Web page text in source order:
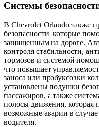
Системы
В Chevrolet Orlando также
безопасности, которые
защищенным на дороге.
контроля стабильности,
тормозов и системой
что повышает
заноса или пробуксовки
установлены подушки
пассажиров, а также
полосы движения, которая
возможные аварии в
водителя.